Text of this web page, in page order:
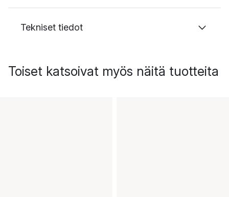
Tekniset tiedot
Toiset katsoivat myös näitä tuotteita